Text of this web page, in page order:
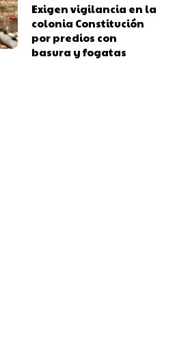
Exigen vigilancia en la
colonia Constitución
por predios con
basura y fogatas